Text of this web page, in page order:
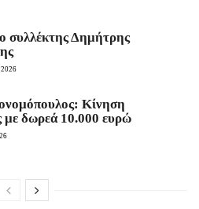
συλλέκτης Δημήτρης
Κίνηση
με δωρεά 10.000 ευρώ